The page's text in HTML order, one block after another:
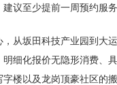
议至少提前一周预约服
从坂田科技产业园到大
细化报价无隐形消费、
楼以及龙岗顶豪社区的